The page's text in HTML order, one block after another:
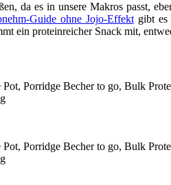
da es in unsere Makros passt,
Guide ohne Jojo-Effektgibt es
ein proteinreicher Snack mit,